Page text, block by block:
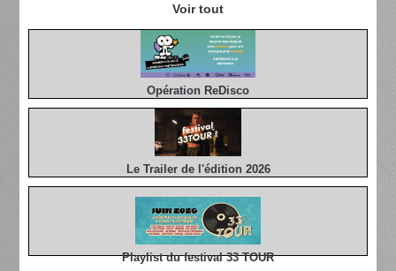
Voir tout
Opération ReDisco
Le Trailer de l'édition 2026
Playlist du festival 33 TOUR